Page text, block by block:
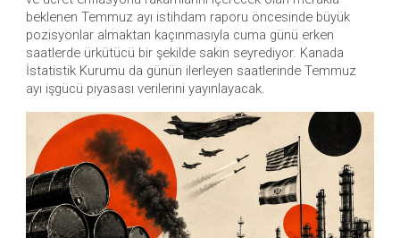
beklenen Temmuz ayı istihdam raporu öncesinde büyük
pozisyonlar almaktan kaçınmasıyla cuma günü erken
saatlerde ürkütücü bir şekilde sakin seyrediyor. Kanada
İstatistik Kurumu da günün ilerleyen saatlerinde Temmuz
ayı işgücü piyasası verilerini yayınlayacak.